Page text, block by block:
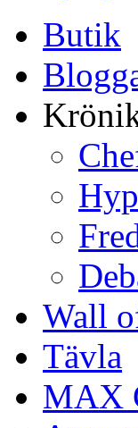
Butik
Wall
Tävla
MAX